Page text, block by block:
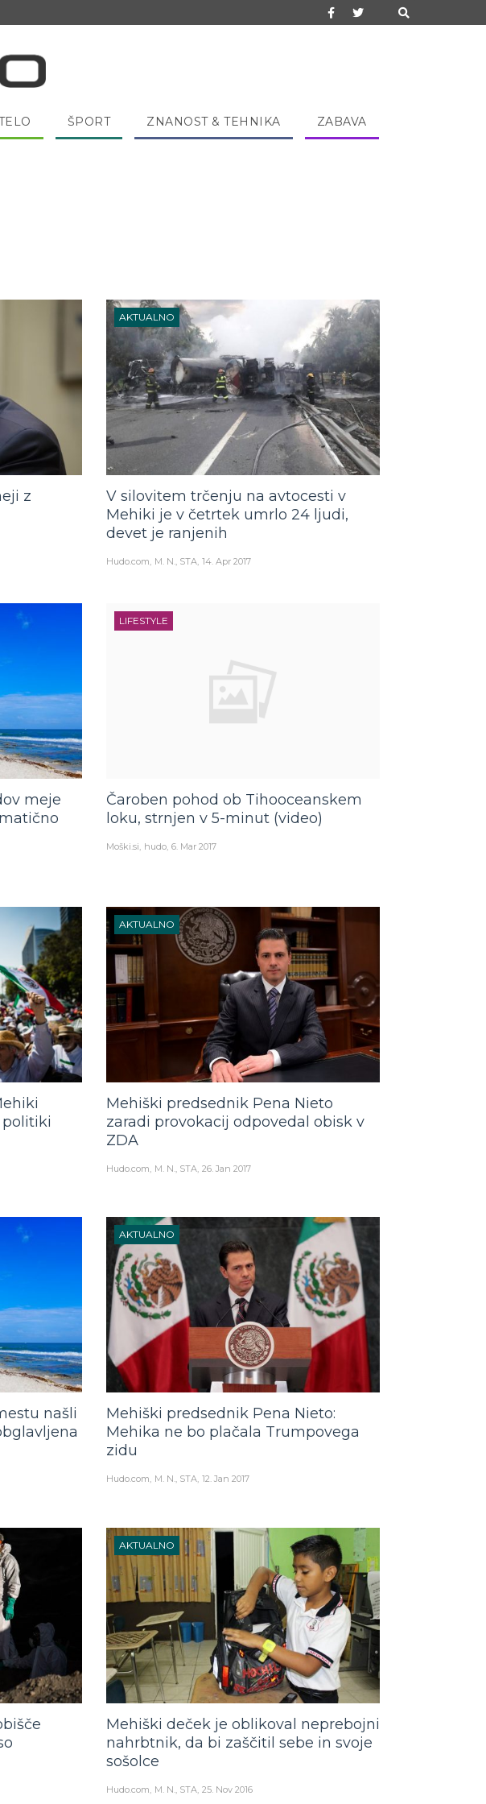
ŠPORT ZNANOST & TEHNIKA ZABAVA
z
AKTUALNO
V silovitem trčenju na avtocesti v
Mehiki je v četrtek umrlo 24 ljudi,
devet je ranjenih
Hudo.com M. N., STA 14. Apr 2017
meje
LIFESTYLE
Čaroben pohod ob Tihooceanskem
loku, strnjen v 5-minut (video)
Moški.si hudo 6. Mar 2017
AKTUALNO
Mehiški predsednik Pena Nieto
zaradi provokacij odpovedal obisk v
ZDA
Hudo.com M. N., STA 26. Jan 2017
našli
AKTUALNO
Mehiški predsednik Pena Nieto:
Mehika ne bo plačala Trumpovega
zidu
Hudo.com M. N., STA 12. Jan 2017
AKTUALNO
Mehiški deček je oblikoval neprebojni
nahrbtnik, da bi zaščitil sebe in svoje
sošolce
Hudo.com M. N., STA 25. Nov 2016